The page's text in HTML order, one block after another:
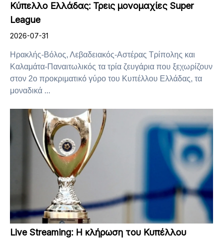
Κύπελλο Ελλάδας: Τρεις μονομαχίες Super
League
2026-07-31
Ηρακλής-Βόλος, Λεβαδειακός-Αστέρας Τρίπολης και
Καλαμάτα-Παναιτωλικός τα τρία ζευγάρια που ξεχωρίζουν
στον 2ο προκριματικό γύρο του Κυπέλλου Ελλάδας, τα
μοναδικά ...
Live Streaming: Η κλήρωση του Κυπέλλου